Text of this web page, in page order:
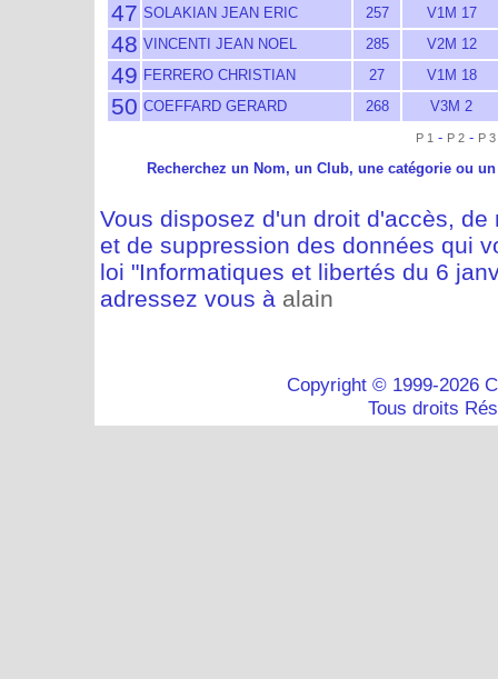
47 SOLAKIAN JEAN ERIC 257 V1M 17
48 VINCENTI JEAN NOEL 285 V2M 12
49 FERRERO CHRISTIAN 27 V1M 18
50 COEFFARD GERARD 268 V3M 2
P 1 - P 2 - P 3
Recherchez un Nom, un Club, une catégorie ou
Vous disposez d'un droit d'accès,
et de suppression des données qui
loi "Informatiques et libertés du 6
adressez vous à alain
Copyright © 1999-2026
Tous droits